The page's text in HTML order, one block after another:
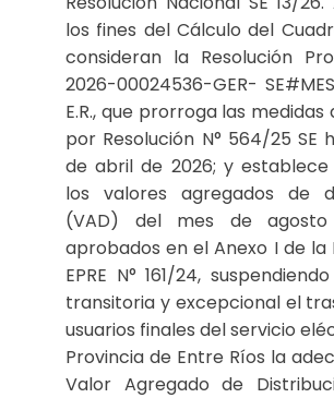
los fines del Cálculo del
consideran la Resolución
2026-00024536-GER-
E.R., que prorroga las
por Resolución N° 564/25 SE
de abril de 2026; y
los valores agregados de
(VAD) del mes de
aprobados en el Anexo I de la
EPRE N° 161/24,
transitoria y excepcional el
usuarios finales del servicio
Provincia de Entre Ríos la
Valor Agregado de